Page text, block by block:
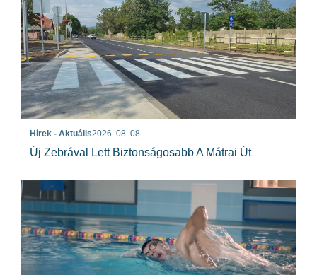
Hírek - Aktuális2026. 08. 08.
Új Zebrával Lett Biztonságosabb A Mátrai Út